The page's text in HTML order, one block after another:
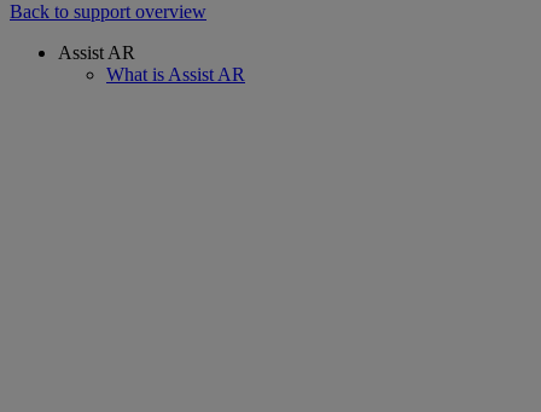
Back to support overview
Assist AR
What is Assist AR